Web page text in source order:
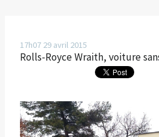
17h07 29 avril 2015
Rolls-Royce Wraith, voiture